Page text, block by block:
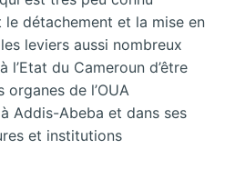
détachement et la mise en
leviers aussi nombreux
du Cameroun d’être
de l’OUA
Addis-Abeba et dans ses
et institutions